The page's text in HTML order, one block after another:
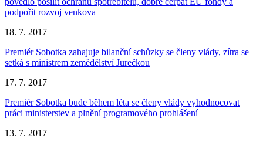
podpořit rozvoj venkova
18. 7. 2017
Premiér Sobotka zahajuje bilanční schůzky se členy vlády, zítra se
setká s ministrem zemědělství Jurečkou
17. 7. 2017
Premiér Sobotka bude během léta se členy vlády vyhodnocovat
práci ministerstev a plnění programového prohlášení
13. 7. 2017